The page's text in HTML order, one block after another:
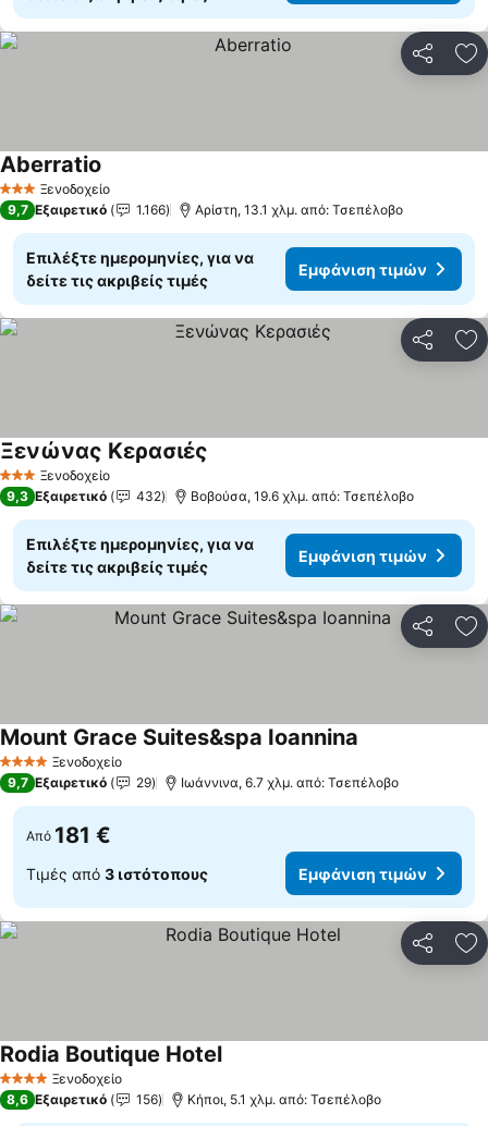
3 ΑστέριαΞενοδοχείο
Aberratio
9,7 Εξαιρετικό 1.166 Αρίστη, 13.1 χλμ. από: Τσεπέλοβο
Επιλέξτε ημερομηνίες, για να
δείτε τις ακριβείς τιμές
Εμφάνιση τιμών
3 ΑστέριαΞενοδοχείο
Ξενώνας Κερασιές
9,3 Εξαιρετικό 432 Βοβούσα, 19.6 χλμ. από: Τσεπέλοβο
Επιλέξτε ημερομηνίες, για να
δείτε τις ακριβείς τιμές
Εμφάνιση τιμών
4 ΑστέριαΞενοδοχείο
Mount Grace Suites&spa Ioannina
9,7 Εξαιρετικό 29 Ιωάννινα, 6.7 χλμ. από: Τσεπέλοβο
Από 181 €
Τιμές από 3 ιστότοπους Εμφάνιση τιμών
4 ΑστέριαΞενοδοχείο
Rodia Boutique HotelΕμφάνιση τιμών
8,6 Εξαιρετικό 156 Κήποι, 5.1 χλμ. από: Τσεπέλοβο